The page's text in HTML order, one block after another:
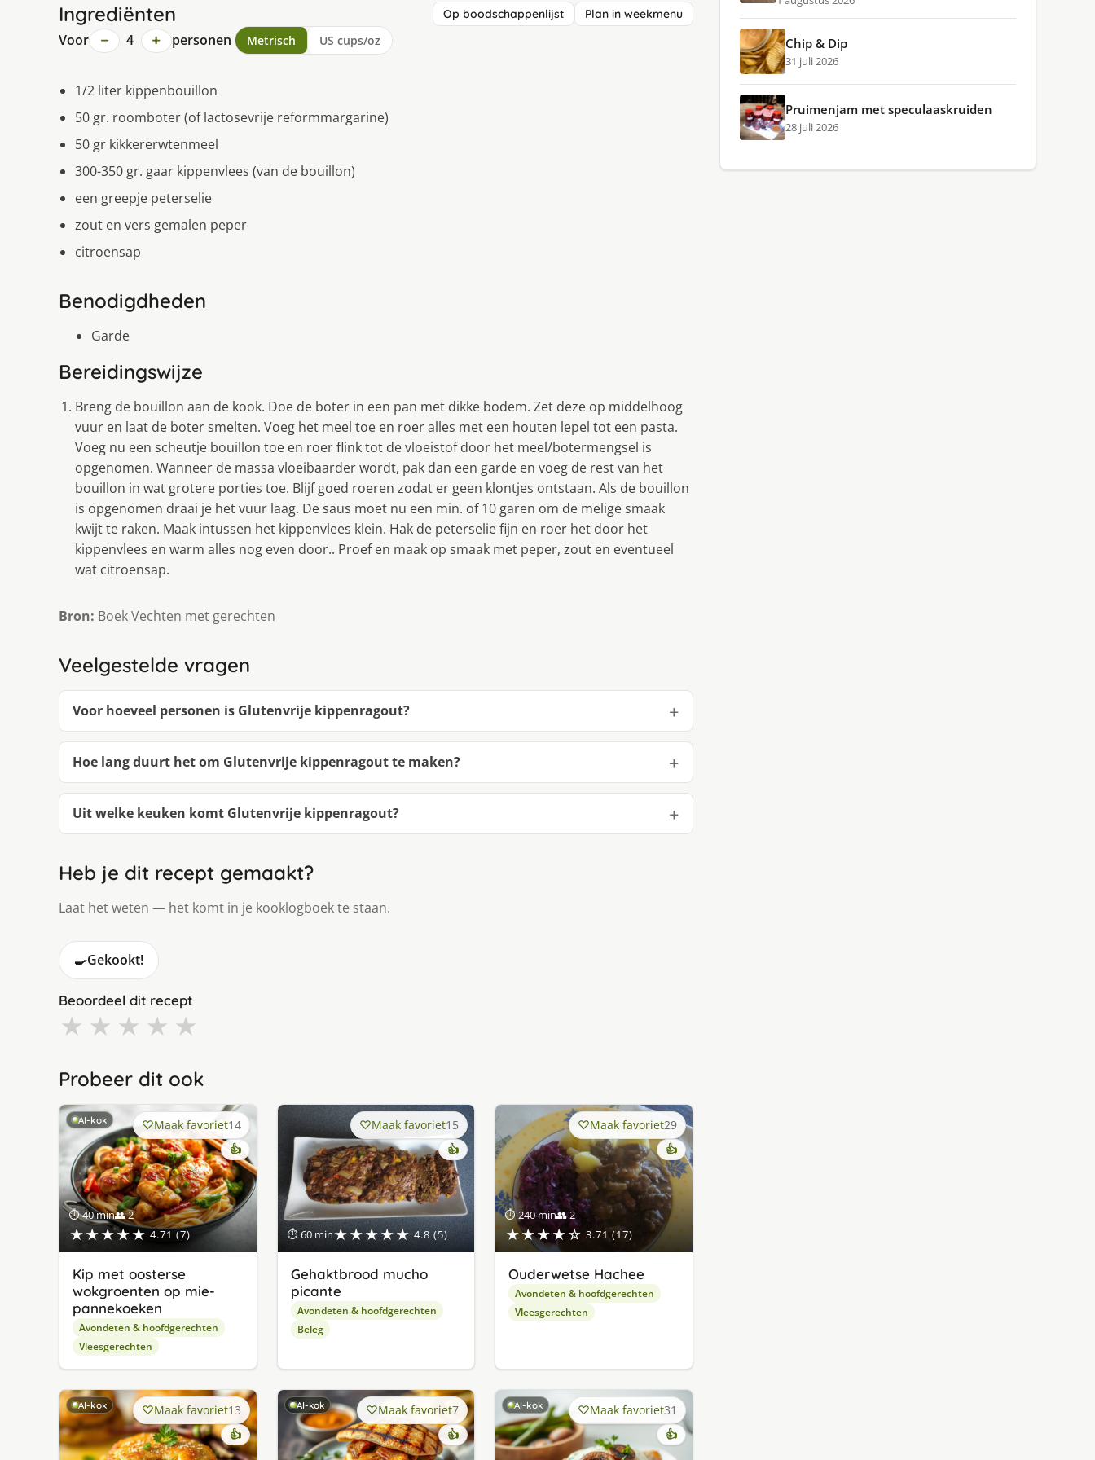
Ingrediënten Op boodschappenlijst Plan in weekmenu
Voor − 4 + personen Metrisch US cups/oz
1/2 liter kippenbouillon
50 gr. roomboter (of lactosevrije reformmargarine)
50 gr kikkererwtenmeel
300-350 gr. gaar kippenvlees (van de bouillon)
een greepje peterselie
zout en vers gemalen peper
citroensap
Benodigdheden
Garde
Bereidingswijze
Breng de bouillon aan de kook. Doe de boter in een pan met dikke bodem. Zet deze op middelhoog
vuur en laat de boter smelten. Voeg het meel toe en roer alles met een houten lepel tot een pasta.
Voeg nu een scheutje bouillon toe en roer flink tot de vloeistof door het meel/botermengsel is
opgenomen. Wanneer de massa vloeibaarder wordt, pak dan een garde en voeg de rest van het
bouillon in wat grotere porties toe. Blijf goed roeren zodat er geen klontjes ontstaan. Als de bouillon
is opgenomen draai je het vuur laag. De saus moet nu een min. of 10 garen om de melige smaak
kwijt te raken. Maak intussen het kippenvlees klein. Hak de peterselie fijn en roer het door het
kippenvlees en warm alles nog even door.. Proef en maak op smaak met peper, zout en eventueel
wat citroensap.
Bron: Boek Vechten met gerechten
Veelgestelde vragen
Voor hoeveel personen is Glutenvrije kippenragout?
Hoe lang duurt het om Glutenvrije kippenragout te maken?
Uit welke keuken komt Glutenvrije kippenragout?
Heb je dit recept gemaakt?
Laat het weten — het komt in je kooklogboek te staan.
🍳Gekookt!
Beoordeel dit recept
★ ★ ★ ★ ★
Probeer dit ook
AI-kok
⏱ 40 min👥 2
★★★★★ 4.71 (7)
Maak favoriet14
👍
Kip met oosterse
wokgroenten op mie-
pannekoeken
Avondeten & hoofdgerechten
Vleesgerechten
⏱ 60 min★★★★★ 4.8 (5)
Maak favoriet15
👍
Gehaktbrood mucho
picante
Avondeten & hoofdgerechten
Beleg
⏱ 240 min👥 2
★★★★☆ 3.71 (17)
Maak favoriet29
👍
Ouderwetse Hachee
Avondeten & hoofdgerechten
Vleesgerechten
AI-kok Maak favoriet13
👍
AI-kok Maak favoriet7
👍
AI-kok Maak favoriet31
👍
Chip & Dip
31 juli 2026
Pruimenjam met speculaaskruiden
28 juli 2026